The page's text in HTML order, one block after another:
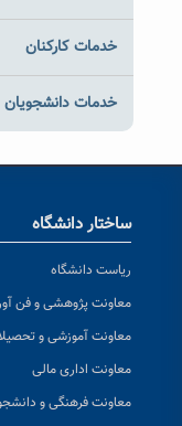
خدمات کارکنان
خدمات دانشجویان
ساختار دانشگاه
ریاست دانشگاه
معاونت پژوهشی و فن
معاونت آموزشی و
معاونت اداری مالی
معاونت فرهنگی و